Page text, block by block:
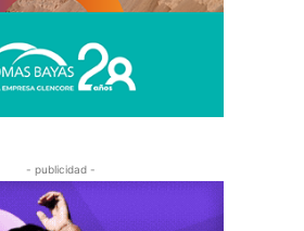
- publicidad -